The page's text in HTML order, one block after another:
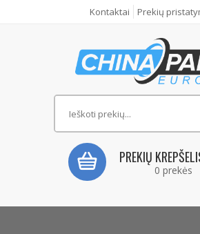
Kontaktai Prekių
PREKIŲ
0 prekės